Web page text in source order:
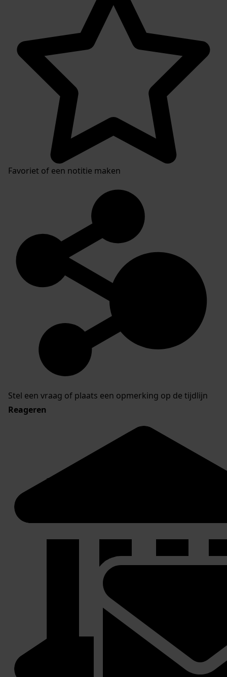
Favoriet of een notitie maken
Stel een vraag of plaats een opmerking op de tijdlijn
Reageren